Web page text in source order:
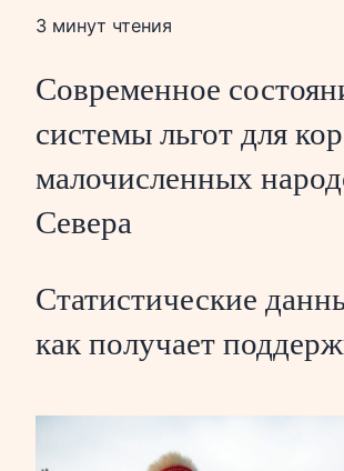
3 минут чтения
Современное
системы льгот для
малочисленных
Севера
Статистические
как получает